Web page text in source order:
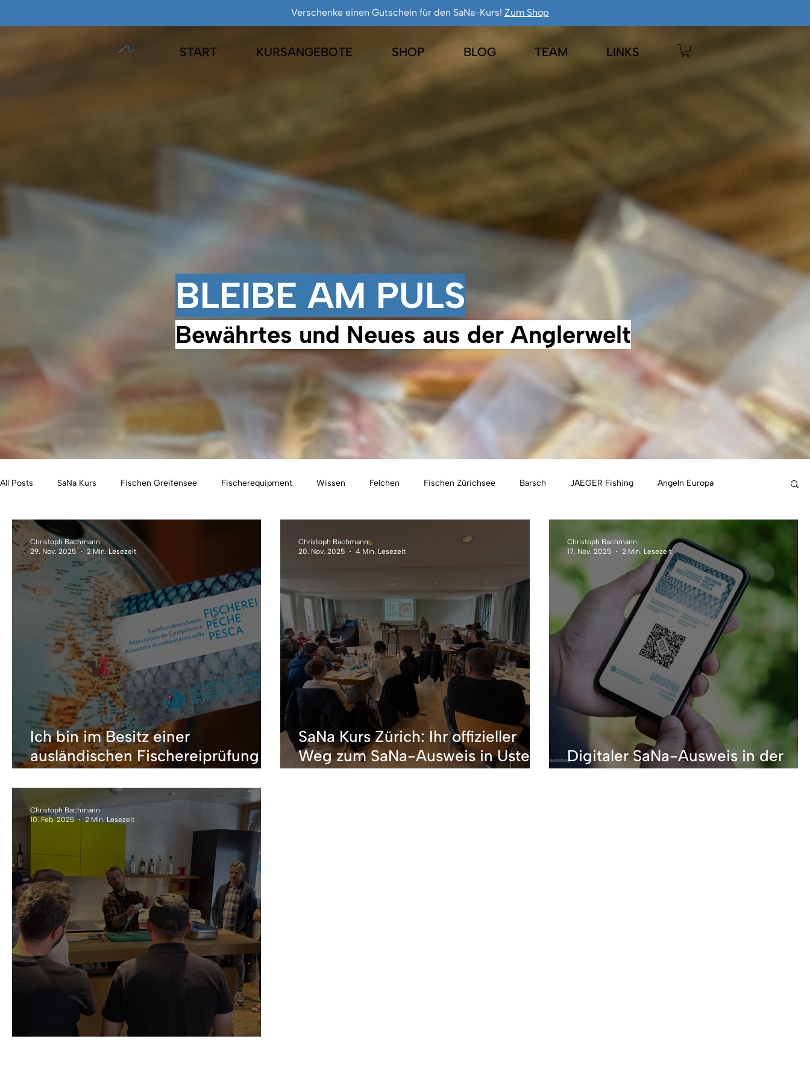
Verschenke einen Gutschein für den SaNa-Kurs! Zum Shop
START KURSANGEBOTE SHOP BLOG TEAM LINKS
BLEIBE AM PULS
Bewährtes und Neues aus der Anglerwelt
All Posts SaNa Kurs Fischen Greifensee Fischerequipment Wissen Felchen Fischen Zürichsee Barsch JAEGER Fishing Angeln Europa
Eisfischen Geschenkideen
Ich bin im Besitz einer
ausländischen Fischereiprüfung –
wie beantrage ich den SaNa-
Ausweis in der Schweiz?
Christoph Bachmann
29. Nov. 2025
2 Min. Lesezeit
SaNa Kurs Zürich: Ihr offizieller
Weg zum SaNa-Ausweis in Uster
& Bülach
Christoph Bachmann
20. Nov. 2025
4 Min. Lesezeit
Digitaler SaNa-Ausweis in der
Hosentasche
Christoph Bachmann
17. Nov. 2025
2 Min. Lesezeit
Zum SaNa-Ausweis in 3 Schritten
Christoph Bachmann
10. Feb. 2025
2 Min. Lesezeit